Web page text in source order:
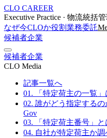
CLO CAREER
Executive Practice · 物流統括
なぜ今CLOか役割業務委託
候補者企業
候補者企業
CLO Media
記事一覧へ
01. 「特定荷主の一覧
02. 誰がどう指定する
Gov
03. 「特定荷主番号」
04. 自社が特定荷主か